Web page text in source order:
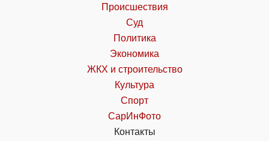
Происшествия
Суд
Политика
Экономика
ЖКХ и строительство
Культура
Спорт
СарИнФото
Контакты